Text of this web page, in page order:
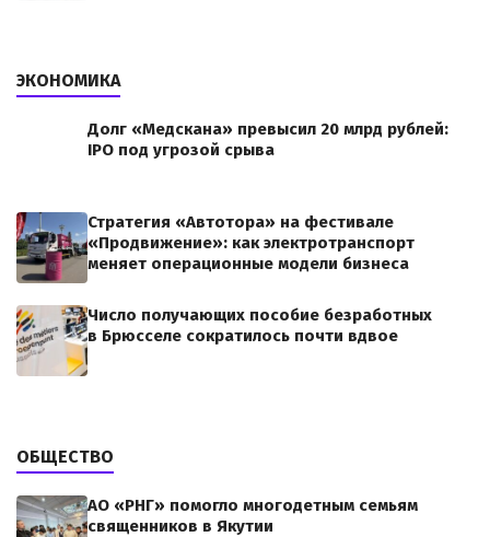
ЭКОНОМИКА
Долг «Медскана» превысил 20 млрд рублей:
IPO под угрозой срыва
Стратегия «Автотора» на фестивале
«Продвижение»: как электротранспорт
меняет операционные модели бизнеса
Число получающих пособие безработных
в Брюсселе сократилось почти вдвое
ОБЩЕСТВО
АО «РНГ» помогло многодетным семьям
священников в Якутии